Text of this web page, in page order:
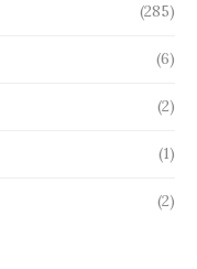
(285)
(6)
(2)
(1)
(2)